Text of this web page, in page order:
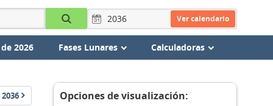
Ver calendario
2026 Fases Lunares Calculadoras
2036 Opciones de visualización: